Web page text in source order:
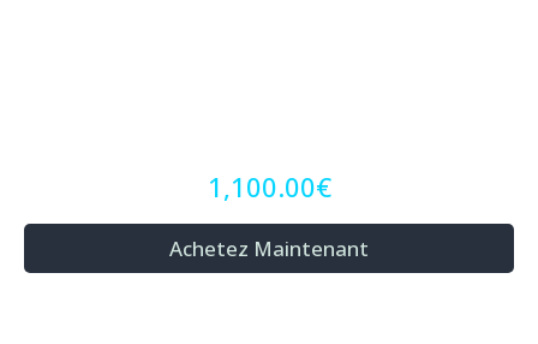
1,100.00€
Achetez Maintenant